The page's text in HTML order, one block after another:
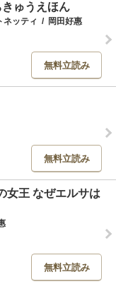
ゅうえほん
ネッティ / 岡田好惠
無料立読み
無料立読み
女王 なぜエルサは
無料立読み